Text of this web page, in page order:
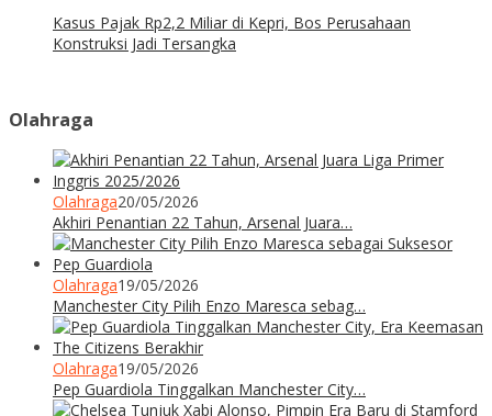
Kasus Pajak Rp2,2 Miliar di Kepri, Bos Perusahaan
Konstruksi Jadi Tersangka
Olahraga
Olahraga20/05/2026
Akhiri Penantian 22 Tahun, Arsenal Juara…
Olahraga19/05/2026
Manchester City Pilih Enzo Maresca sebag…
Olahraga19/05/2026
Pep Guardiola Tinggalkan Manchester City…